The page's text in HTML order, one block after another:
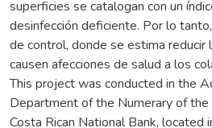
superficies se catalogan con un
desinfección deficiente. Por lo
de control, donde se estima reducir
causen afecciones de salud a los
This project was conducted in the
Department of the Numerary of
Costa Rican National Bank, located